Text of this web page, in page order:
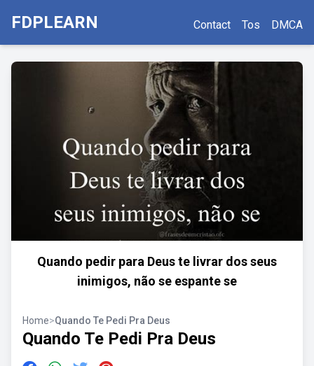
FDPLEARN Contact Tos DMCA
Quando pedir para Deus te livrar dos seus
inimigos, não se espante se
Home>Quando Te Pedi Pra Deus
Quando Te Pedi Pra Deus